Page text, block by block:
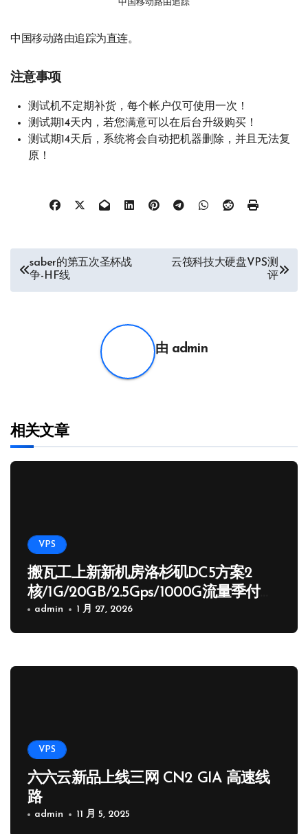
中国移动路由追踪
中国移动路由追踪为直连。
注意事项
测试机不定期补货，每个帐户仅可使用一次！
测试期14天内，若您满意可以在后台升级购买！
测试期14天后，系统将会自动把机器删除，并且无法复
原！
saber的第五次圣杯战
争-HF线
云筏科技大硬盘VPS测
评
由 admin
相关文章
VPS
搬瓦工上新新机房洛杉矶DC5方案2
核/1G/20GB/2.5Gps/1000G流量季付
65.89 USD
admin 1 月 27, 2026
VPS
六六云新品上线三网 CN2 GIA 高速线
路
admin 11 月 5, 2025